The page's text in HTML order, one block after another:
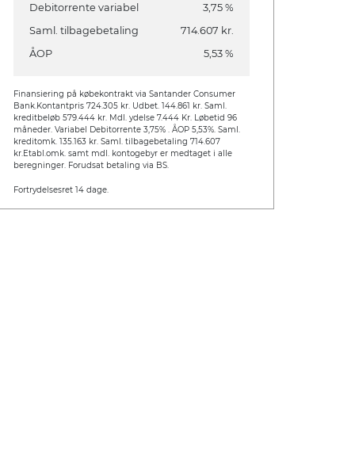
Debitorrente variabel
3,75 %
Saml. tilbagebetaling
714.607 kr.
ÅOP
5,53 %
Finansiering på købekontrakt via Santander Consumer
Bank.Kontantpris 724.305 kr. Udbet. 144.861 kr. Saml.
kreditbeløb 579.444 kr. Mdl. ydelse 7.444 Kr. Løbetid 96
måneder. Variabel Debitorrente 3,75% . ÅOP 5,53%. Saml.
kreditomk. 135.163 kr. Saml. tilbagebetaling 714.607
kr.Etabl.omk. samt mdl. kontogebyr er medtaget i alle
beregninger. Forudsat betaling via BS.
Fortrydelsesret 14 dage.